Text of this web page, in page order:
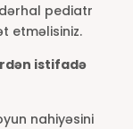
pediatr
etməlisiniz.
istifadə
nahiyəsini